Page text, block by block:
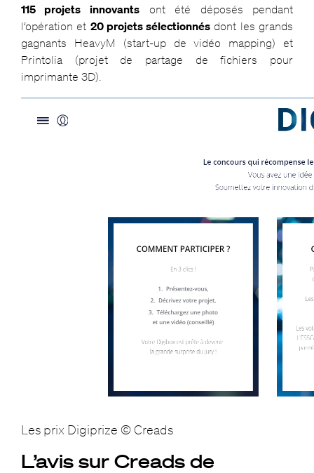
115 projets innovantsont été déposés pendant
l’opération et 20 projets sélectionnés dont les grands
gagnants HeavyM (start-up de vidéo mapping) et
Printolia (projet de partage de fichiers pour
imprimante 3D).
Les prix Digiprize © Creads
L’avis sur Creads de